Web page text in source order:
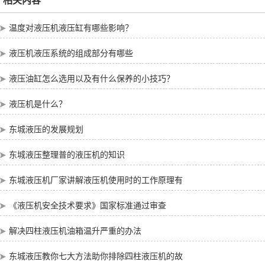
温度对液压机液压缸有哪些影响？
液压机液压系统的组成部分有哪些
液压油缸怎么选用以及有什么保养的小技巧？
液压机是什么？
东城液压的发展规划
东城液压整理普的液压机的知识
东城液压机厂家讲解液压机使用时的工作原理有
《液压机安全技术要求》国家标准通过审查
解决四柱液压机油箱温升严重的办法
东城液压教你七大方法助你排除四柱液压机的故